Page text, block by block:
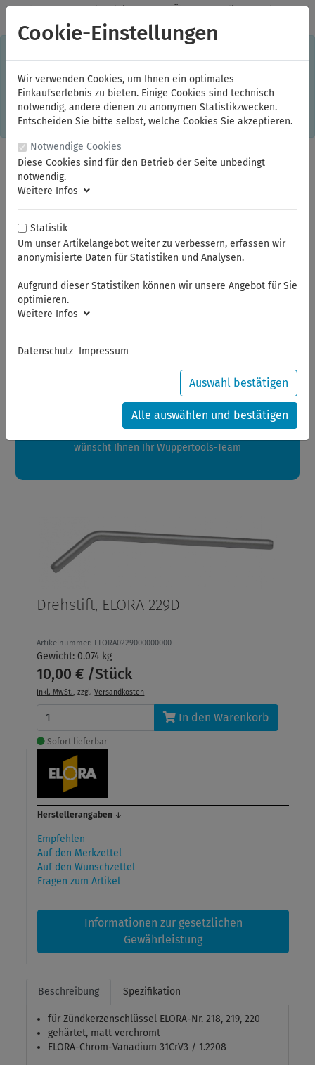
✓Jeden Monat starke Aktionen ✓Über 20 Qualitätsmarken ✓
Kostenlose Lieferung im Inland ab 150,00 Euro Bruttowarenwert
Einkaufserlebnis. Dabei werden beispielsweise die Session-
Informationen oder die Spracheinstellung auf Ihrem Rechner
gespeichert. Ohne Cookies ist der Funktionsumfang des
Online-Shops eingeschränkt. Sind Sie damit nicht
einverstanden, klicken Sie bitte hier.
Motor, Öldienst, Auspuff, Kupplung
Sommerferien
zwischen 28.07.2026 und 21.08.2026 machen auch wir
Ihre Bestellungen in diesem Zeitraum werden ab dem
24.08.2026 verschickt.
wünscht Ihnen Ihr Wuppertools-Team
Drehstift, ELORA 229D
Artikelnummer: ELORA0229000000000
Gewicht: 0.074 kg
10,00 € /Stück
inkl. MwSt., zzgl.Versandkosten
In den Warenkorb
Sofort lieferbar
Herstellerangaben ↓
Empfehlen
Auf den Merkzettel
Auf den Wunschzettel
Fragen zum Artikel
Informationen zur gesetzlichen
Gewährleistung
Beschreibung Spezifikation
für Zündkerzenschlüssel ELORA-Nr. 218, 219, 220
gehärtet, matt verchromt
ELORA-Chrom-Vanadium 31CrV3 / 1.2208
Cookie-Einstellungen
Wir verwenden Cookies, um Ihnen ein optimales
Einkaufserlebnis zu bieten. Einige Cookies sind technisch
notwendig, andere dienen zu anonymen Statistikzwecken.
Entscheiden Sie bitte selbst, welche Cookies Sie akzeptieren.
Notwendige Cookies
Diese Cookies sind für den Betrieb der Seite unbedingt
notwendig.
Weitere Infos
Statistik
Um unser Artikelangebot weiter zu verbessern, erfassen wir
anonymisierte Daten für Statistiken und Analysen.
Aufgrund dieser Statistiken können wir unsere Angebot für Sie
optimieren.
Weitere Infos
Datenschutz Impressum
Auswahl bestätigen
Alle auswählen und bestätigen